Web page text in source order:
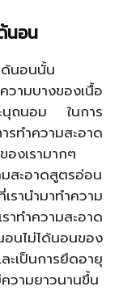
นอน
ด้นอนนั้น
ามบางของเนื้อ
ถนอม ในการ
ทำความสะอาด
งเรามากๆ
สะอาดสูตรอ่อน
านำมาทำความ
าทำความสะอาด
นไม่ได้นอนของ
ะเป็นการยึดอายุ
วามยาวนานขึ้น